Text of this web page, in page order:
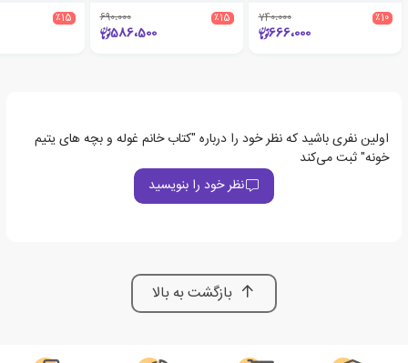
٪10 740،000
666،000
٪15 690،000
586،500
٪15
اولین نفری باشید که نظر خود را درباره "کتاب خانم غوله و بچه های یتیم
خونه" ثبت می‌کند
نظر خود را بنویسید
بازگشت به بالا